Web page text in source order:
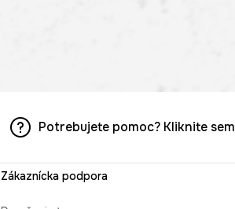
Potrebujete pomoc? Kliknite sem
Zákaznícka podpora